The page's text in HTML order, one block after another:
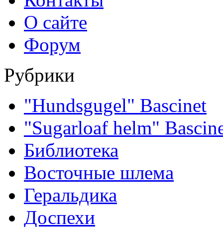
О сайте
Форум
Рубрики
"Hundsgugel" Bascinet
"Sugarloaf helm"
Библиотека
Восточные шлема
Геральдика
Доспехи